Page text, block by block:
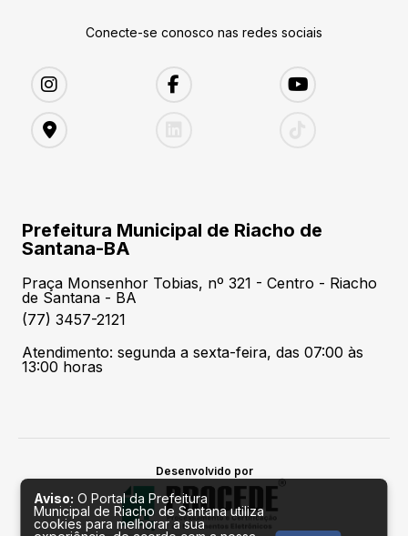
Conecte-se conosco nas redes sociais
Prefeitura Municipal de Riacho de
Santana-BA
Praça Monsenhor Tobias, nº 321 - Centro - Riacho
de Santana - BA
(77) 3457-2121
Atendimento: segunda a sexta-feira, das 07:00 às
13:00 horas
Desenvolvido por
Aviso: O Portal da Prefeitura
Municipal de Riacho de Santana utiliza
cookies para melhorar a sua